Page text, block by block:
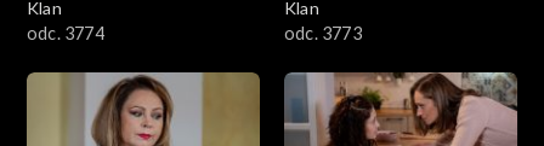
Klan
odc. 3774
Klan
odc. 3773